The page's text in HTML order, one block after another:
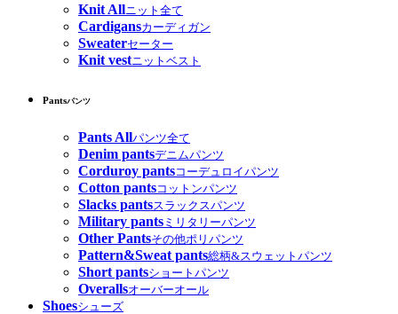
Knit Allニット全て
Cardigansカーディガン
Sweaterセーター
Knit vestニットベスト
Pantsパンツ
Pants Allパンツ全て
Denim pantsデニムパンツ
Corduroy pantsコーデュロイパンツ
Cotton pantsコットンパンツ
Slacks pantsスラックスパンツ
Military pants ミリタリーパンツ
Other Pantsその他ポリパンツ
Pattern&Sweat pants総柄&スウェットパンツ
Short pantsショートパンツ
Overallsオーバーオール
Shoesシューズ